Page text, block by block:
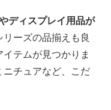
ディスプレイ用品が
リーズの品揃えも良
テムが見つかりま
ニチュアなど、こだ